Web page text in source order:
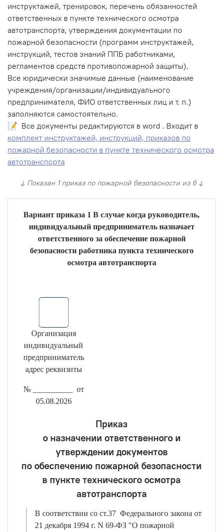
инструктажей, тренировок, перечень обязанностей
ответственных в пункте технического осмотра
автотранспорта, утверждения документации по
пожарной безопасности (программ инструктажей,
инструкций, тестов знаний ППБ работниками,
регламентов средств противопожарной защиты).
Все юридически значимые данные (наименование
учреждения/организации/индивидуального
предпринимателя, ФИО ответственных лиц и т. п.)
заполняются самостоятельно.
📝 Все документы редактируются в word . Входит в
комплект инструктажей, инструкций, приказов по
пожарной безопасности в пункте технического осмотра
автотранспорта
↓ Показан 1 приказ по пожарной безопасности из 6 ↓
Вариант приказа 1 В случае когда руководитель,
индивидуальный предприниматель назначает
ответственного за обеспечение пожарной
безопасности работника пункта технического
осмотра автотранспорта
Организация
индивидуальный
предприниматель
адрес реквизиты
№ __________ от
05.08.2026
Приказ
о назначении ответственного и
утверждении документов
по обеспечению пожарной безопасности
в пункте технического осмотра
автотранспорта
В соответствии со ст.37 Федерального закона от
21 декабря 1994 г. N 69-ФЗ "О пожарной